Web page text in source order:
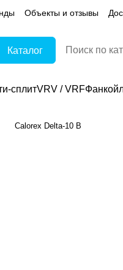
Объекты и отзывы
Каталог
сплитVRV / VRF
Calorex Delta-10 B